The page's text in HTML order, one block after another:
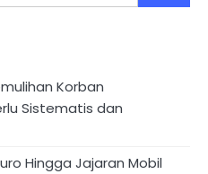
Korban
Sistematis dan
Hingga Jajaran Mobil